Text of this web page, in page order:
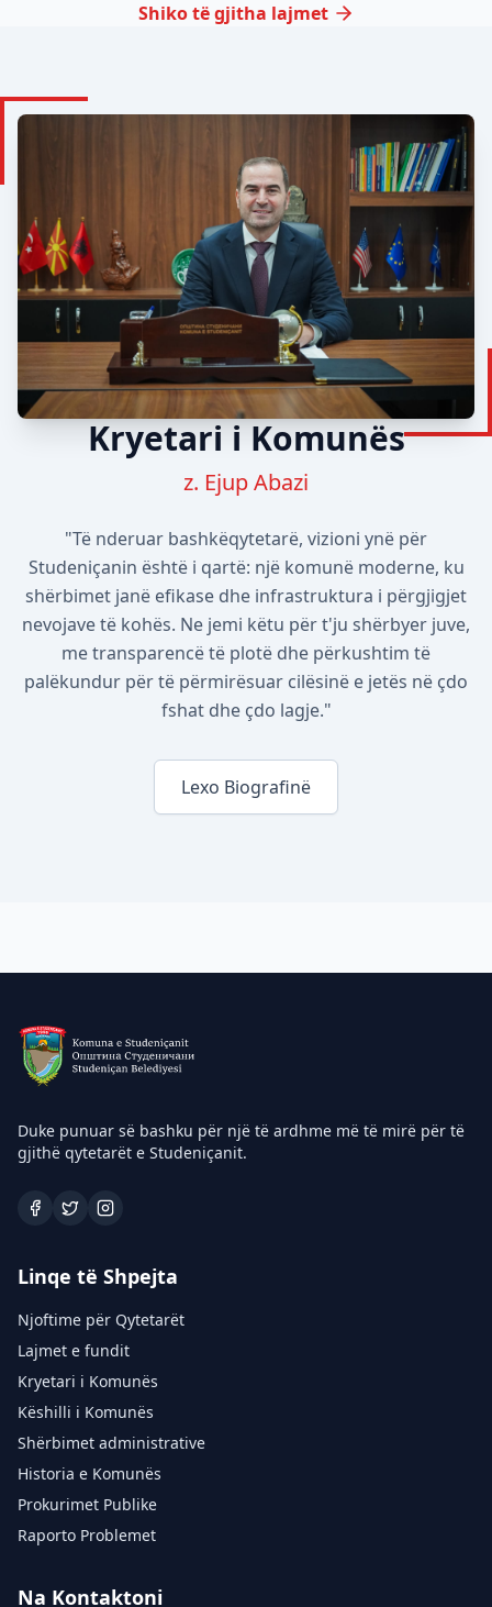
Shiko të gjitha lajmet
Kryetari i Komunës
z. Ejup Abazi
"Të nderuar bashkëqytetarë, vizioni ynë për
Studeniçanin është i qartë: një komunë moderne, ku
shërbimet janë efikase dhe infrastruktura i përgjigjet
nevojave të kohës. Ne jemi këtu për t'ju shërbyer juve,
me transparencë të plotë dhe përkushtim të
palëkundur për të përmirësuar cilësinë e jetës në çdo
fshat dhe çdo lagje."
Lexo Biografinë
Duke punuar së bashku për një të ardhme më të mirë për të
gjithë qytetarët e Studeniçanit.
Linqe të Shpejta
Njoftime për Qytetarët
Lajmet e fundit
Kryetari i Komunës
Këshilli i Komunës
Shërbimet administrative
Historia e Komunës
Prokurimet Publike
Raporto Problemet
Na Kontaktoni